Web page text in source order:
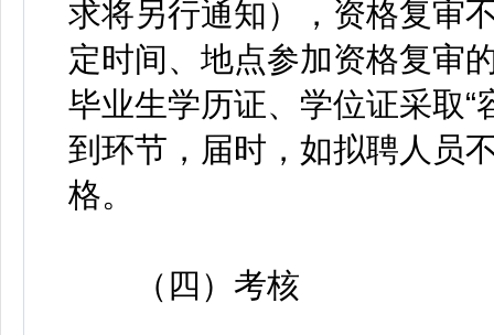
求将另行通知），资格复审
定时间、地点参加资格复审
毕业生学历证、学位证采取“
到环节，届时，如拟聘人员
格。
（四）考核